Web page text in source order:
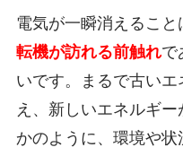
電気が一瞬消えるこ
転機が訪れる前触れで
いです。まるで古い
え、新しいエネルギ
かのように、環境や